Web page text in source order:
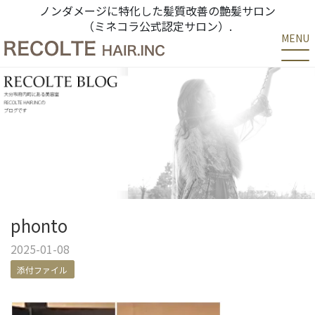
ノンダメージに特化した髪質改善の艶髪サロン
（ミネコラ公式認定サロン）.
MENU
phonto
2025-01-08
添付ファイル